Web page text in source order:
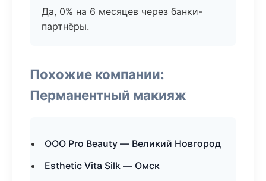
Да, 0% на 6 месяцев через банки-
партнёры.
Похожие компании:
Перманентный макияж
ООО Pro Beauty — Великий Новгород
Esthetic Vita Silk — Омск